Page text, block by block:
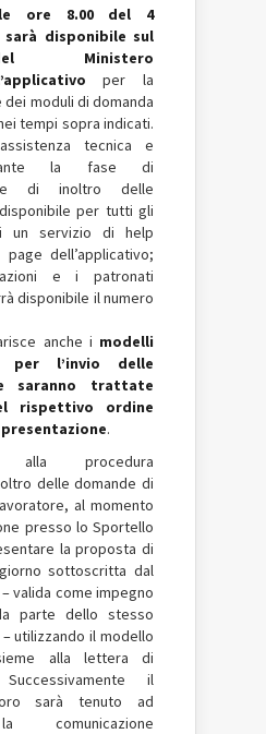
ore 8.00 del 4
sarà disponibile sul
Ministero
per la
moduli di domanda
tempi sopra indicati.
tecnica e
la fase di
e di inoltro delle
per tutti gli
un servizio di help
page dell’applicativo;
e i patronati
disponibile il numero
anche i modelli
per l’invio delle
saranno trattate
rispettivo ordine
.
alla procedura
delle domande di
al momento
presso lo Sportello
la proposta di
sottoscritta dal
valida come impegno
parte dello stesso
utilizzando il modello
alla lettera di
Successivamente il
sarà tenuto ad
comunicazione